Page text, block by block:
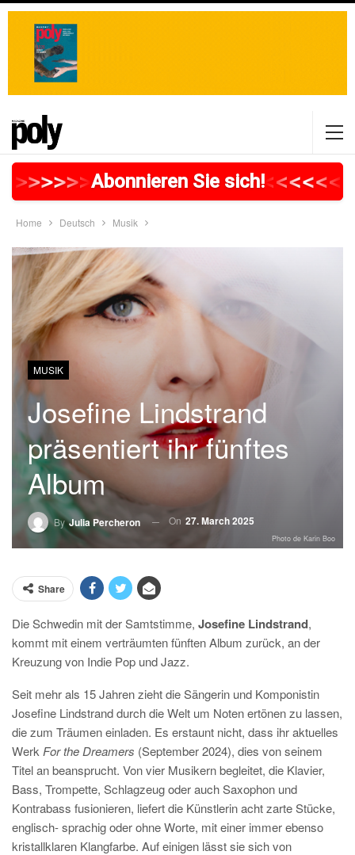
>>>>>>>>>>>>>>>>>
Abonnieren Sie sich!<<<<<<<
Home Deutsch Musik
MUSIK
Josefine Lindstrand
präsentiert ihr fünftes
Album
ByJulia Percheron On 27. March 2025
Photo de Karin Boo
Share
Die Schwedin mit der Samtstimme, Josefine Lindstrand,
kommt mit einem verträumten fünften Album zurück, an der
Kreuzung von Indie Pop und Jazz.
Seit mehr als 15 Jahren zieht die Sängerin und Komponistin
Josefine Lindstrand durch die Welt um Noten ertönen zu lassen,
die zum Träumen einladen. Es erstaunt nicht, dass ihr aktuelles
Werk For the Dreamers (September 2024), dies von seinem
Titel an beansprucht. Von vier Musikern begleitet, die Klavier,
Bass, Trompette, Schlagzeug oder auch Saxophon und
Kontrabass fusionieren, liefert die Künstlerin acht zarte Stücke,
englisch- sprachig oder ohne Worte, mit einer immer ebenso
kristallklaren Klangfarbe. Auf einigen lässt sie sich von